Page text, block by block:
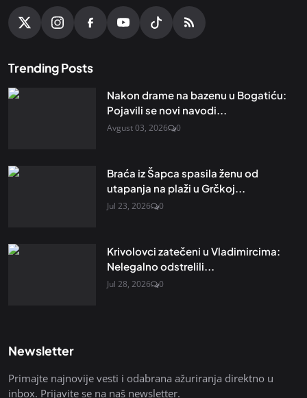
Trending Posts
Nakon drame na bazenu u Bogatiću:
Pojavili se novi navodi...
Avgust 03, 2026 0
Braća iz Šapca spasila ženu od
utapanja na plaži u Grčkoj...
Jul 23, 2026 0
Krivolovci zatečeni u Vladimircima:
Nelegalno odstrelili...
Jul 28, 2026 0
Newsletter
Primajte najnovije vesti i odabrana ažuriranja direktno u
inbox. Prijavite se na naš newsletter.